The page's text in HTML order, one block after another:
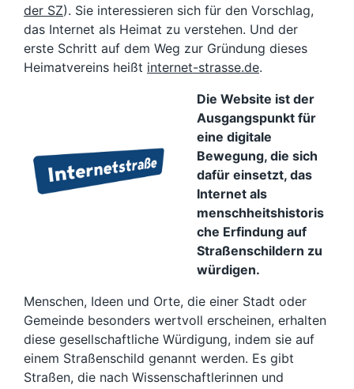
der SZ). Sie interessieren sich für den Vorschlag,
das Internet als Heimat zu verstehen. Und der
erste Schritt auf dem Weg zur Gründung dieses
Heimatvereins heißt internet-strasse.de.
Die Website ist der
Ausgangspunkt für
eine digitale
Bewegung, die sich
dafür einsetzt, das
Internet als
menschheitshistoris
che Erfindung auf
Straßenschildern zu
würdigen.
Menschen, Ideen und Orte, die einer Stadt oder
Gemeinde besonders wertvoll erscheinen, erhalten
diese gesellschaftliche Würdigung, indem sie auf
einem Straßenschild genannt werden. Es gibt
Straßen, die nach Wissenschaftlerinnen und